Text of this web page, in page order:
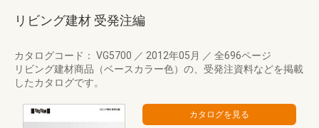
リビング建材 受発注編
カタログコード： VG5700 ／ 2012年05月 ／ 全696ページ
リビング建材商品（ベースカラー色）の、受発注資料などを掲載
したカタログです。